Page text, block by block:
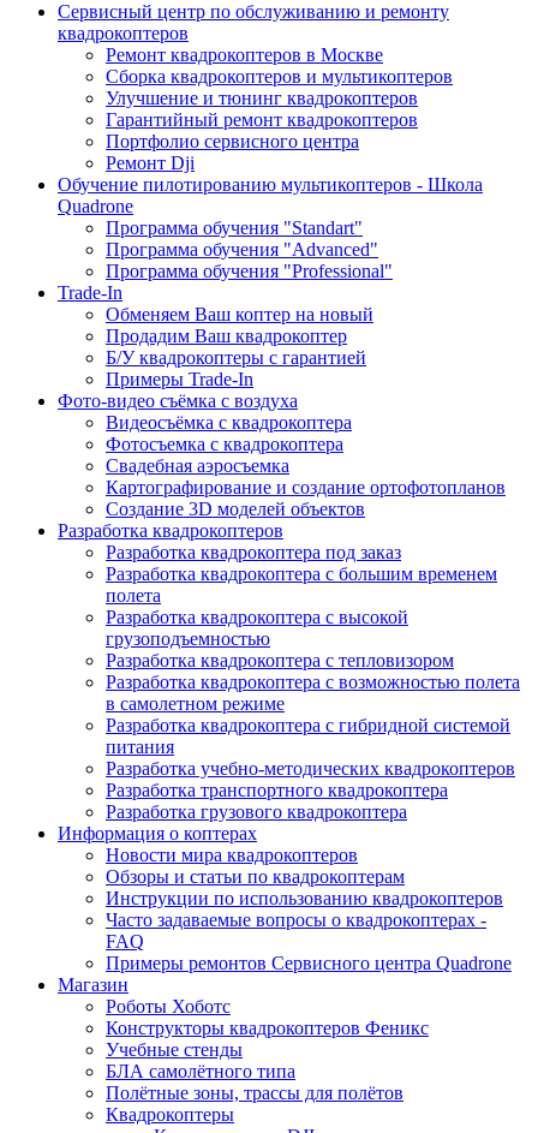
Сервисный центр по обслуживанию и ремонту
квадрокоптеров
Ремонт квадрокоптеров в Москве
Сборка квадрокоптеров и мультикоптеров
Улучшение и тюнинг квадрокоптеров
Гарантийный ремонт квадрокоптеров
Портфолио сервисного центра
Ремонт Dji
Обучение пилотированию мультикоптеров - Школа
Quadrone
Программа обучения "Standart"
Программа обучения "Advanced"
Программа обучения "Professional"
Trade-In
Обменяем Ваш коптер на новый
Продадим Ваш квадрокоптер
Б/У квадрокоптеры с гарантией
Примеры Trade-In
Фото-видео съёмка с воздуха
Видеосъёмка с квадрокоптера
Фотосъемка с квадрокоптера
Свадебная аэросъемка
Картографирование и создание ортофотопланов
Создание 3D моделей объектов
Разработка квадрокоптеров
Разработка квадрокоптера под заказ
Разработка квадрокоптера с большим временем
полета
Разработка квадрокоптера с высокой
грузоподъемностью
Разработка квадрокоптера с тепловизором
Разработка квадрокоптера с возможностью полета
в самолетном режиме
Разработка квадрокоптера с гибридной системой
питания
Разработка учебно-методических квадрокоптеров
Разработка транспортного квадрокоптера
Разработка грузового квадрокоптера
Информация о коптерах
Новости мира квадрокоптеров
Обзоры и статьи по квадрокоптерам
Инструкции по использованию квадрокоптеров
Часто задаваемые вопросы о квадрокоптерах -
FAQ
Примеры ремонтов Сервисного центра Quadrone
Магазин
Роботы Хоботс
Конструкторы квадрокоптеров Феникс
Учебные стенды
БЛА самолётного типа
Полётные зоны, трассы для полётов
Квадрокоптеры